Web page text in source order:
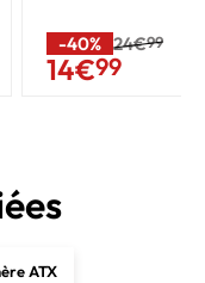
-40% 24€99
14€99
ATX